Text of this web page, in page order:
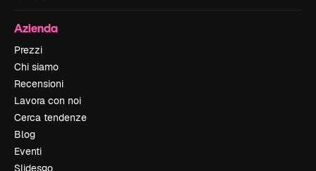
Azienda
Prezzi
Chi siamo
Recensioni
Lavora con noi
Cerca tendenze
Blog
Eventi
Slidesgo